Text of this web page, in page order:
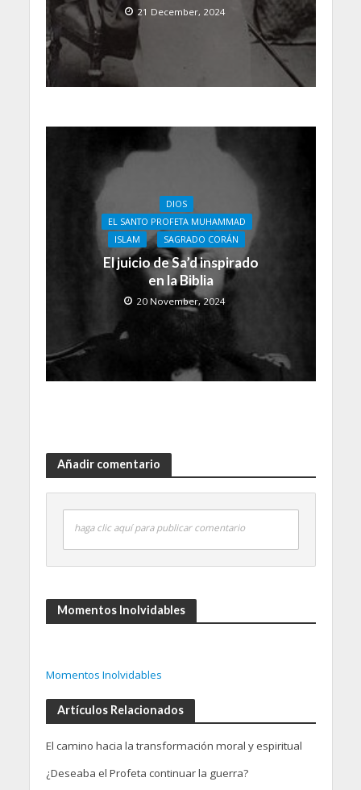
21 December, 2024
DIOS
EL SANTO PROFETA MUHAMMAD
ISLAM
SAGRADO CORÁN
El juicio de Sa’d inspirado
en la Biblia
20 November, 2024
Añadir comentario
haga clic aquí para publicar comentario
Momentos Inolvidables
Momentos Inolvidables
Artículos Relacionados
El camino hacia la transformación moral y espiritual
¿Deseaba el Profeta continuar la guerra?